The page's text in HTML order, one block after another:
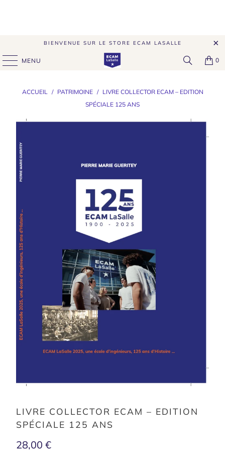
BIENVENUE SUR LE STORE ECAM LASALLE
MENU 0
ACCUEIL / PATRIMOINE /
LIVRE COLLECTOR ECAM – EDITION
SPÉCIALE 125 ANS
LIVRE COLLECTOR ECAM – EDITION
SPÉCIALE 125 ANS
28,00 €